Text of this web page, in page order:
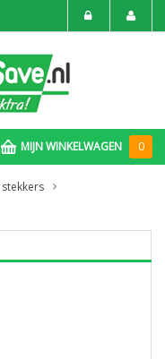
MIJN WINKELWAGEN 0